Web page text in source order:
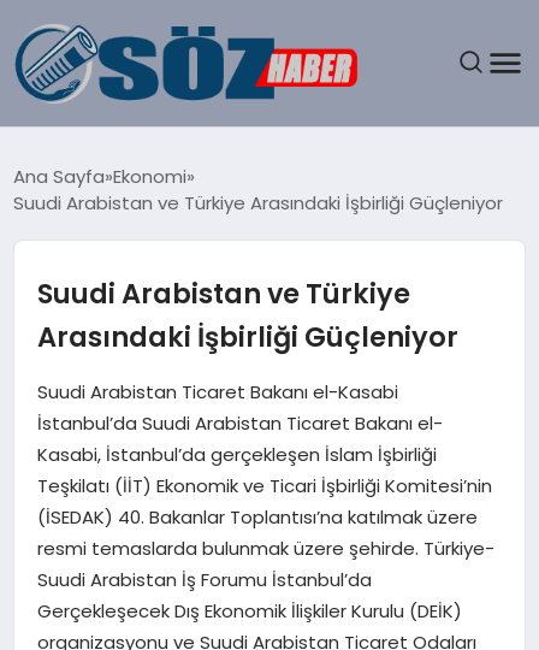
MAGAZIN
EKONOMI
DÜNYA
Ana Sayfa Ekonomi
Suudi Arabistan ve Türkiye Arasındaki İşbirliği Güçleniyor
Suudi Arabistan ve Türkiye
Arasındaki İşbirliği Güçleniyor
Suudi Arabistan Ticaret Bakanı el-Kasabi
İstanbul’da Suudi Arabistan Ticaret Bakanı el-
Kasabi, İstanbul’da gerçekleşen İslam İşbirliği
Teşkilatı (İİT) Ekonomik ve Ticari İşbirliği Komitesi’nin
(İSEDAK) 40. Bakanlar Toplantısı’na katılmak üzere
resmi temaslarda bulunmak üzere şehirde. Türkiye-
Suudi Arabistan İş Forumu İstanbul’da
Gerçekleşecek Dış Ekonomik İlişkiler Kurulu (DEİK)
organizasyonu ve Suudi Arabistan Ticaret Odaları